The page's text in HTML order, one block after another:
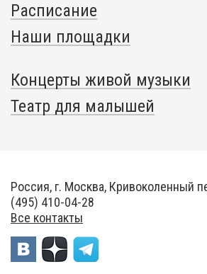
Расписание
Наши площадки
Концерты живой музыки
Театр для малышей
Россия, г. Москва, Кривоколенный
(495) 410-04-28
Все контакты